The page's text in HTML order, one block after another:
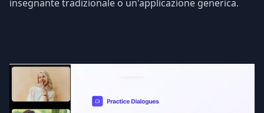
insegnante tradizionale o un'applicazione generica.